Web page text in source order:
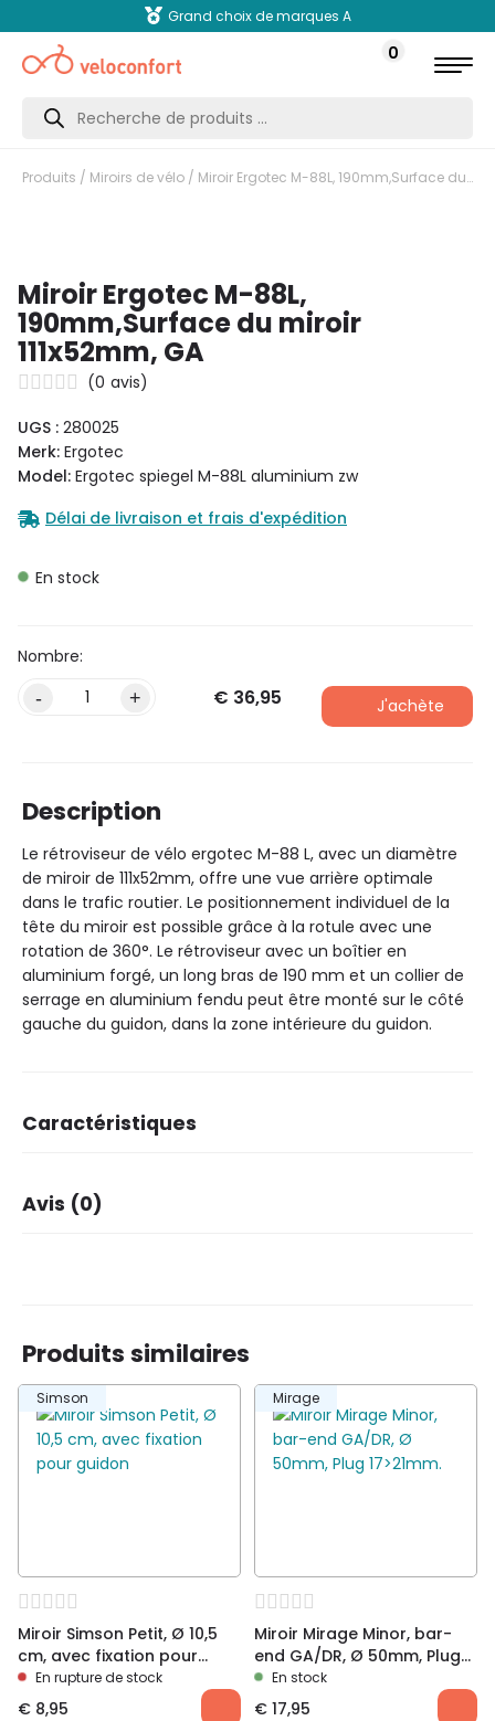
Grand choix de marques A
0
Recherche
produits
Produits / Miroirs de vélo / Miroir Ergotec M-88L, 190mm,Surface du miroir 111x52mm, GA
Miroir Ergotec M-88L,
190mm,Surface du miroir
111x52mm, GA
(0 avis)
UGS : 280025
Merk: Ergotec
Model: Ergotec spiegel M-88L aluminium zw
Délai de livraison et frais d'expédition
En stock
- + € 36,95 J'achète
Alternative:
Description
Le rétroviseur de vélo ergotec M-88 L, avec un diamètre
de miroir de 111x52mm, offre une vue arrière optimale
dans le trafic routier. Le positionnement individuel de la
tête du miroir est possible grâce à la rotule avec une
rotation de 360°. Le rétroviseur avec un boîtier en
aluminium forgé, un long bras de 190 mm et un collier de
serrage en aluminium fendu peut être monté sur le côté
gauche du guidon, dans la zone intérieure du guidon.
Caractéristiques
Avis (0)
Ergotec M-88L, 190mm,Surface du miroir
111x52mm, GA”
Vous devez êtreconnecté pour publier un avis.
Produits similaires
Simson
Miroir Simson Petit, Ø 10,5
cm, avec fixation pour
guidon
En rupture de stock
€ 8,95
Mirage
Miroir Mirage Minor, bar-
end GA/DR, Ø 50mm, Plug
17>21mm.
En stock
€ 17,95